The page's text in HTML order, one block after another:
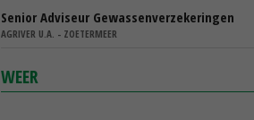
Senior Adviseur Gewassenverzekeringen
AGRIVER U.A. - ZOETERMEER
WEER